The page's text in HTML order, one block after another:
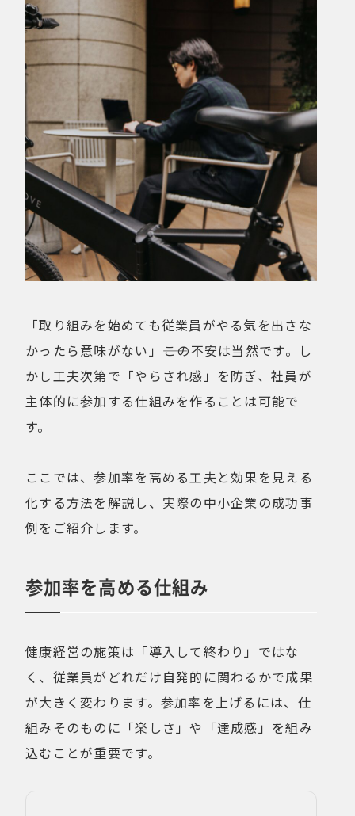
「取り組みを始めても従業員がやる気を出さな
かったら意味がない」――この不安は当然です。し
かし工夫次第で「やらされ感」を防ぎ、社員が
主体的に参加する仕組みを作ることは可能で
す。
ここでは、参加率を高める工夫と効果を見える
化する方法を解説し、実際の中小企業の成功事
例をご紹介します。
参加率を高める仕組み
健康経営の施策は「導入して終わり」ではな
く、従業員がどれだけ自発的に関わるかで成果
が大きく変わります。参加率を上げるには、仕
組みそのものに「楽しさ」や「達成感」を組み
込むことが重要です。